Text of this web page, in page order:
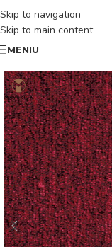
Skip to navigation
Skip to main content
MENIU